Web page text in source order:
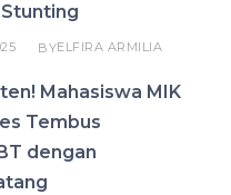
BYELFIRA ARMILIA
Mahasiswa MIK
Tembus
dengan